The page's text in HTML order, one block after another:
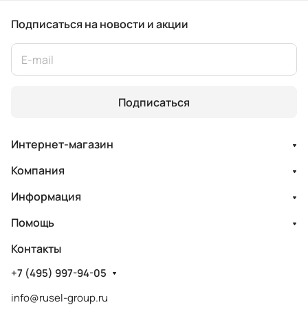
Подписаться на новости и акции
Подписаться
Интернет-магазин
Компания
Информация
Помощь
Контакты
+7 (495) 997-94-05
info@rusel-group.ru